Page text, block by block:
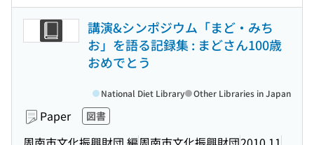
講演&シンポジウム「まど・みち
お」を語る記録集 : まどさん100歳
おめでとう
Paper 図書
National Diet Library Other Libraries in Japan